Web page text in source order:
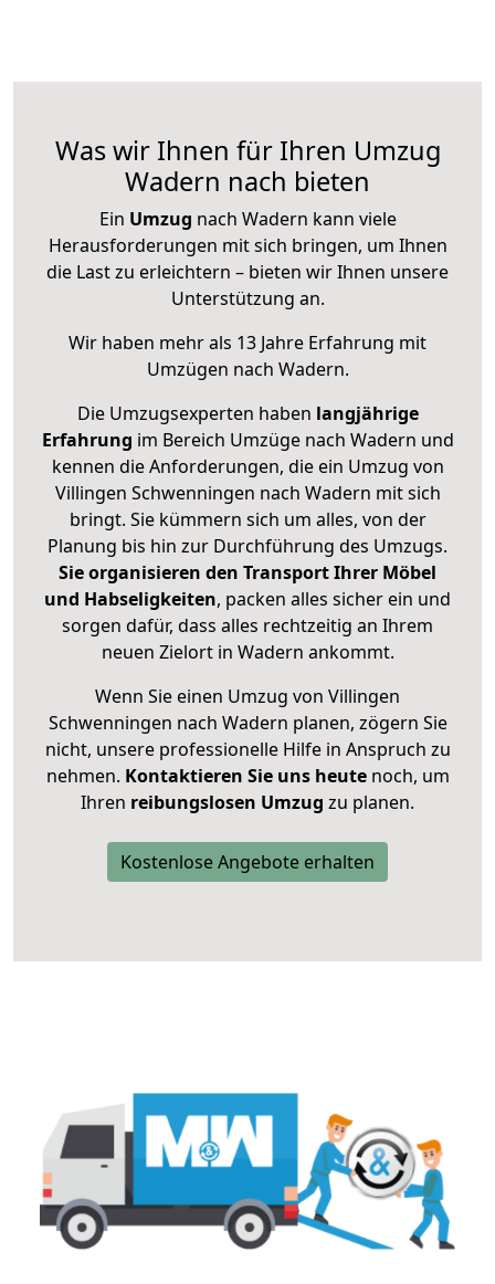
Was wir Ihnen für Ihren Umzug
Wadern nach bieten
Ein Umzug nach Wadern kann viele
Herausforderungen mit sich bringen, um Ihnen
die Last zu erleichtern – bieten wir Ihnen unsere
Unterstützung an.
Wir haben mehr als 13 Jahre Erfahrung mit
Umzügen nach Wadern.
Die Umzugsexperten haben langjährige
Erfahrung im Bereich Umzüge nach Wadern und
kennen die Anforderungen, die ein Umzug von
Villingen Schwenningen nach Wadern mit sich
bringt. Sie kümmern sich um alles, von der
Planung bis hin zur Durchführung des Umzugs.
Sie organisieren den Transport Ihrer Möbel
und Habseligkeiten, packen alles sicher ein und
sorgen dafür, dass alles rechtzeitig an Ihrem
neuen Zielort in Wadern ankommt.
Wenn Sie einen Umzug von Villingen
Schwenningen nach Wadern planen, zögern Sie
nicht, unsere professionelle Hilfe in Anspruch zu
nehmen. Kontaktieren Sie uns heutenoch, um
Ihren reibungslosen Umzug zu planen.
Kostenlose Angebote erhalten